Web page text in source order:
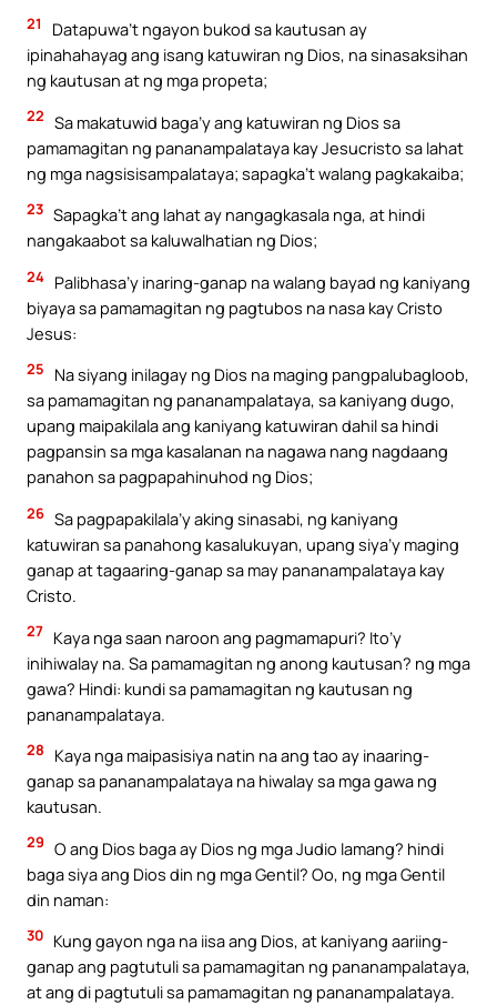
21
Datapuwa’t ngayon bukod sa kautusan ay
ipinahahayag ang isang katuwiran ng Dios, na sinasaksihan
ng kautusan at ng mga propeta;
22 Sa makatuwid baga’y ang katuwiran ng Dios sa
pamamagitan ng pananampalataya kay Jesucristo sa lahat
ng mga nagsisisampalataya; sapagka’t walang pagkakaiba;
23 Sapagka’t ang lahat ay nangagkasala nga, at hindi
nangakaabot sa kaluwalhatian ng Dios;
24 Palibhasa’y inaring-ganap na walang bayad ng kaniyang
biyaya sa pamamagitan ng pagtubos na nasa kay Cristo
Jesus:
25
Na siyang inilagay ng Dios na maging pangpalubagloob,
sa pamamagitan ng pananampalataya, sa kaniyang dugo,
upang maipakilala ang kaniyang katuwiran dahil sa hindi
pagpansin sa mga kasalanan na nagawa nang nagdaang
panahon sa pagpapahinuhod ng Dios;
26 Sa pagpapakilala’y aking sinasabi, ng kaniyang
katuwiran sa panahong kasalukuyan, upang siya’y maging
ganap at tagaaring-ganap sa may pananampalataya kay
Cristo.
27 Kaya nga saan naroon ang pagmamapuri? Ito’y
inihiwalay na. Sa pamamagitan ng anong kautusan? ng mga
gawa? Hindi: kundi sa pamamagitan ng kautusan ng
pananampalataya.
28
Kaya nga maipasisiya natin na ang tao ay inaaring-
ganap sa pananampalataya na hiwalay sa mga gawa ng
kautusan.
29 O ang Dios baga ay Dios ng mga Judio lamang? hindi
baga siya ang Dios din ng mga Gentil? Oo, ng mga Gentil
din naman:
30 Kung gayon nga na iisa ang Dios, at kaniyang aariing-
ganap ang pagtutuli sa pamamagitan ng pananampalataya,
at ang di pagtutuli sa pamamagitan ng pananampalataya.